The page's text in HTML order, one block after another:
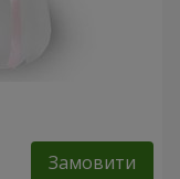
Замовити